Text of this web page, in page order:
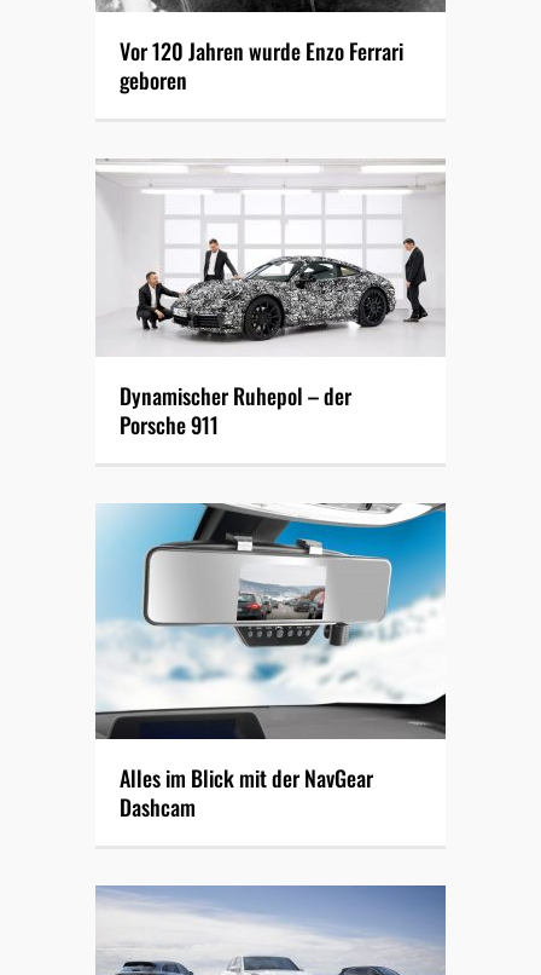
Vor 120 Jahren wurde Enzo Ferrari
geboren
Dynamischer Ruhepol – der
Porsche 911
Alles im Blick mit der NavGear
Dashcam